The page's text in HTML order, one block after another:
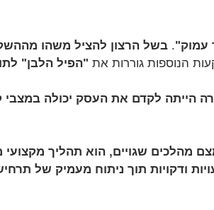
עמוק". בשל הרצון להציל משהו
הנוספות גוררות את "הפיל הלבן"
הייתה לקדם את העסק יכולה במצבי
מהלכים שגויים, הוא תהליך מקצועי
ודקויות תוך ניתוח מעמיק של